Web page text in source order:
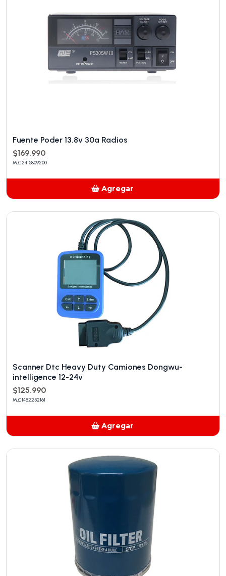
Fuente Poder 13.8v 30a Radios
$169.990
MLC2415809200
Agregar
Scanner Dtc Heavy Duty Camiones Dongwu-
intelligence 12-24v
$125.990
MLC1482252161
Agregar